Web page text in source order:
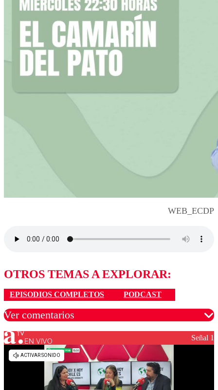
WEB_ECDP
OTROS TEMAS A EXPLORAR:
EPISODIOS COMPLETOS PODCAST
Ver comentarios
Los comentarios son moderados para garantizar un
diálogo respetuoso.
EN VIVO Señal 1